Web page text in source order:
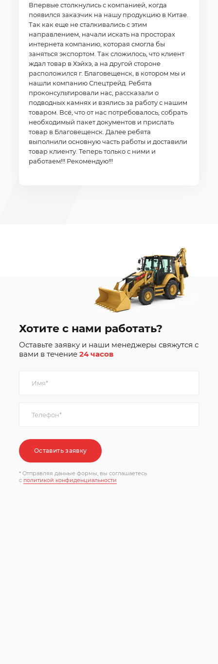
Впервые столкнулись с компанией, когда
появился заказчик на нашу продукцию в Китае.
Так как еще не сталкивались с этим
направлением, начали искать на просторах
интернета компанию, которая смогла бы
заняться экспортом. Так сложилось, что клиент
ждал товар в Хэйхэ, а на другой стороне
расположился г. Благовещенск, в котором мы и
нашли компанию Спецтрейд. Ребята
проконсультировали нас, рассказали о
подводных камнях и взялись за работу с нашим
товаром. Всё, что от нас потребовалось, собрать
необходимый пакет документов и прислать
товар в Благовещенск. Далее ребята
выполнили основную часть работы и доставили
товар клиенту. Теперь только с ними и
работаем!!! Рекомендую!!!
Хотите с нами работать?
Оставьте заявку и наши менеджеры свяжутся с
вами в течение 24 часов
Оставить заявку
* Отправляя данные формы, вы соглашаетесь
c политикой конфиденциальности